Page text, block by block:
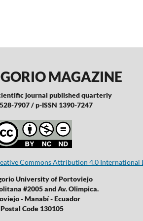
MAGAZINE
journal published quarterly
7907 / p-ISSN 1390-7247
Commons Attribution 4.0 International
University of Portoviejo
#2005 and Av. Olimpica.
- Manabí - Ecuador
Postal Code 130105